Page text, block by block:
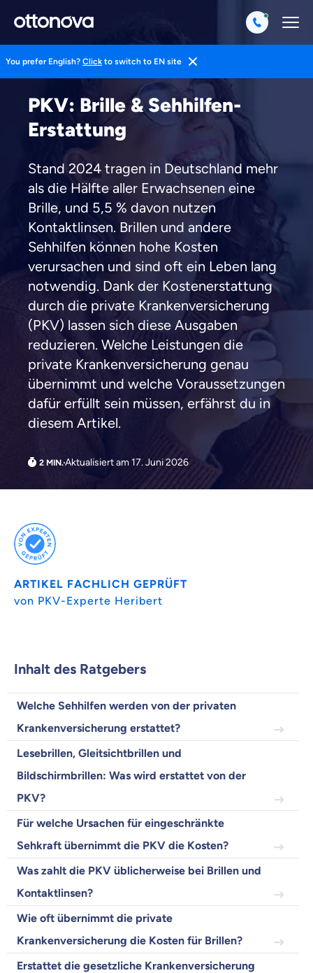
You prefer English? Click to switch to EN site
PKV: Brille & Sehhilfen-
Erstattung
Stand 2024 tragen in Deutschland mehr
als die Hälfte aller Erwachsenen eine
Brille, und 5,5 % davon nutzen
Kontaktlinsen. Brillen und andere
Sehhilfen können hohe Kosten
verursachen und sind oft ein Leben lang
notwendig. Dank der Kostenerstattung
durch die private Krankenversicherung
(PKV) lassen sich diese Ausgaben
reduzieren. Welche Leistungen die
private Krankenversicherung genau
übernimmt und welche Voraussetzungen
dafür erfüllt sein müssen, erfährst du in
diesem Artikel.
Aktualisiert am 17. Juni 2026
ARTIKEL FACHLICH GEPRÜFT
von PKV-Experte Heribert
Inhalt des Ratgebers
Welche Sehhilfen werden von der privaten
Krankenversicherung erstattet?
Lesebrillen, Gleitsichtbrillen und
Bildschirmbrillen: Was wird erstattet von der
PKV?
Für welche Ursachen für eingeschränkte
Sehkraft übernimmt die PKV die Kosten?
Was zahlt die PKV üblicherweise bei Brillen und
Kontaktlinsen?
Wie oft übernimmt die private
Krankenversicherung die Kosten für Brillen?
Erstattet die gesetzliche Krankenversicherung
Weil es uns wichtig ist, dass
du dich gut beraten fühlst.
Wir möchten, dass du dich aus Überzeugung für
uns entscheidest.
Wozu dürfen wir dich beraten?
Versicherungsprodukt wählen
Krankenvoll
Versicherung
Beamten
Versicherung
Zahnzusatz
Versicherung